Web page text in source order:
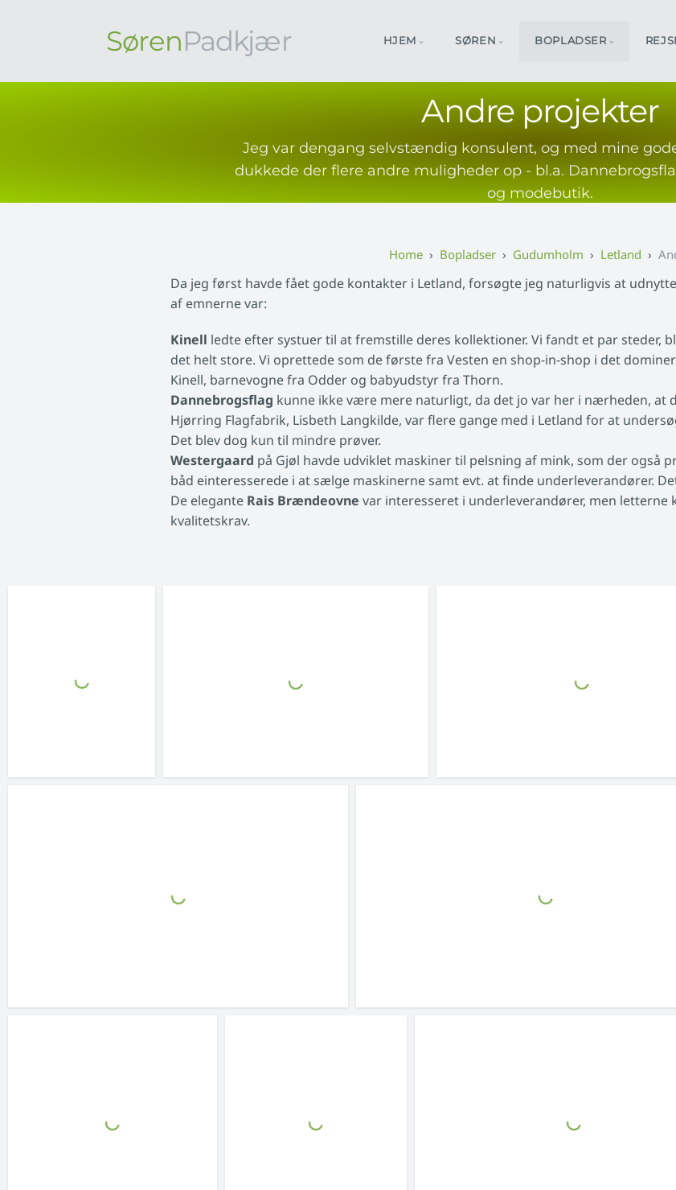
SørenPadkjær HJEM SØREN BOPLADSER
Andre projekter
Jeg var dengang selvstændig konsulent, og med mine
dukkede der flere andre muligheder op - bl.a.
og modebutik.
Bopladser Gudumholm Letland
Da jeg først havde fået gode kontakter i Letland, forsøgte jeg naturligvis at
af emnerne var:
Kinell ledte efter systuer til at fremstille deres kollektioner. Vi fandt et par steder,
det helt store. Vi oprettede som de første fra Vesten en shop-in-shop i det
Kinell, barnevogne fra Odder og babyudstyr fra Thorn.
Dannebrogsflag kunne ikke være mere naturligt, da det jo var her i nærheden, at
Hjørring Flagfabrik, Lisbeth Langkilde, var flere gange med i Letland for at
Det blev dog kun til mindre prøver.
Westergaard på Gjøl havde udviklet maskiner til pelsning af mink, som der også
båd einteresserede i at sælge maskinerne samt evt. at finde underleverandører.
De elegante Rais Brændeovne var interesseret i underleverandører, men letterne
kvalitetskrav.